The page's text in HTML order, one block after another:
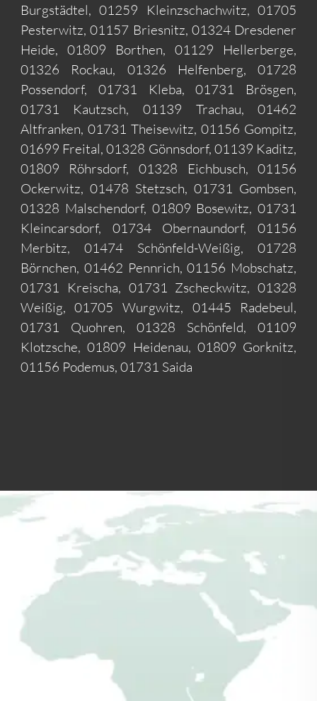
Burgstädtel, 01259 Kleinzschachwitz, 01705
Pesterwitz, 01157 Briesnitz, 01324 Dresdener
Heide, 01809 Borthen, 01129 Hellerberge,
01326 Rockau, 01326 Helfenberg, 01728
Possendorf, 01731 Kleba, 01731 Brösgen,
01731 Kautzsch, 01139 Trachau, 01462
Altfranken, 01731 Theisewitz, 01156 Gompitz,
01699 Freital, 01328 Gönnsdorf, 01139 Kaditz,
01809 Röhrsdorf, 01328 Eichbusch, 01156
Ockerwitz, 01478 Stetzsch, 01731 Gombsen,
01328 Malschendorf, 01809 Bosewitz, 01731
Kleincarsdorf, 01734 Obernaundorf, 01156
Merbitz, 01474 Schönfeld-Weißig, 01728
Börnchen, 01462 Pennrich, 01156 Mobschatz,
01731 Kreischa, 01731 Zscheckwitz, 01328
Weißig, 01705 Wurgwitz, 01445 Radebeul,
01731 Quohren, 01328 Schönfeld, 01109
Klotzsche, 01809 Heidenau, 01809 Gorknitz,
01156 Podemus, 01731 Saida
Gartenhausbausätze